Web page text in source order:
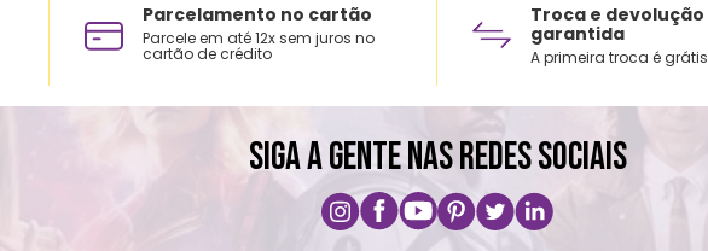
Parcelamento no cartão
Parcele em até 12x sem juros no
cartão de crédito
Troca e devolução
garantida
A primeira troca é grátis
SIGA A GENTE NAS REDES SOCIAIS